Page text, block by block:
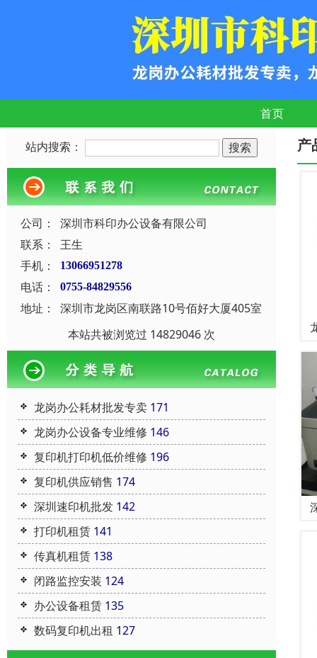
首页
站内搜索：
公司：
深圳市科印办公设备有限公司
联系：
王生
手机：
13066951278
电话： 0755-84829556
地址：
深圳市龙岗区南联路10号佰好大厦405室
本站共被浏览过 14829046 次
龙岗办公耗材批发专卖 171
龙岗办公设备专业维修 146
复印机打印机低价维修 196
复印机供应销售 174
深圳速印机批发 142
打印机租赁 141
传真机租赁 138
闭路监控安装 124
办公设备租赁 135
数码复印机出租 127
产